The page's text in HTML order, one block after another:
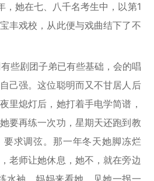
，她在七、八千名考生中，以第1
丰戏校，从此便与戏曲结下了不
些剧团子弟已有些基础，会的唱
己强。这位聪明而又不甘居人后
里熄灯后，她打着手电学简谱，
要再练一次功，星期天还跑到教
求调弦。那一年冬天她脚冻烂
老师让她休息，她不，就在旁边